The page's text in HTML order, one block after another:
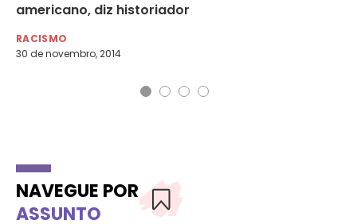
americano, diz historiador
RACISMO
30 de novembro, 2014
NAVEGUE POR
ASSUNTO